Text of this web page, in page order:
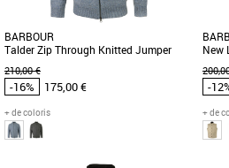
BARBOUR
Talder Zip Through Knitted Jumper
210,00 €
-16% 175,00 €
+ de coloris
New
-
+ de